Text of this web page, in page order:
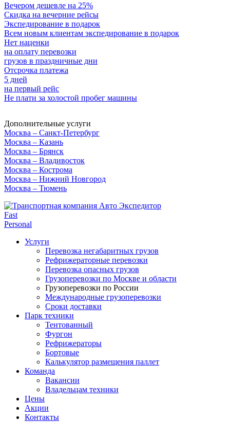
Вечером дешевле на 25%
Скидка на вечерние рейсы
Экспедирование в подарок
Всем новым клиентам экспедирование в подарок
Нет наценки
на оплату перевозки
грузов в праздничные дни
Отсрочка платежа
5 дней
на первый рейс
Не плати за холостой пробег машины
Дополнительные услуги
Москва – Санкт-Петербург
Москва – Казань
Москва – Брянск
Москва – Владивосток
Москва – Кострома
Москва – Нижний Новгород
Москва – Тюмень
Fast
Personal
Услуги
Перевозка негабаритных грузов
Рефрижераторные перевозки
Перевозка опасных грузов
Грузоперевозки по Москве и области
Грузоперевозки по России
Международные грузоперевозки
Сроки доставки
Парк техники
Тентованный
Фургон
Рефрижераторы
Бортовые
Калькулятор размещения паллет
Команда
Вакансии
Владельцам техники
Цены
Акции
Контакты